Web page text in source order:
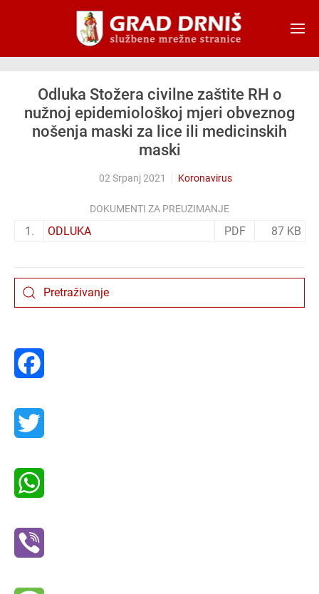
Skip to main content
Odluka Stožera civilne zaštite RH o
nužnoj epidemiološkoj mjeri obveznog
nošenja maski za lice ili medicinskih
maski
02 Srpanj 2021 Koronavirus
DOKUMENTI ZA PREUZIMANJE
1. ODLUKA PDF 87 KB